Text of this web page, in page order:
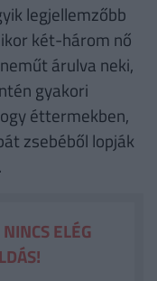
legjellemzőbb
két-három nő
árulva neki,
gyakori
éttermekben,
zsebéből lopják
ELÉG